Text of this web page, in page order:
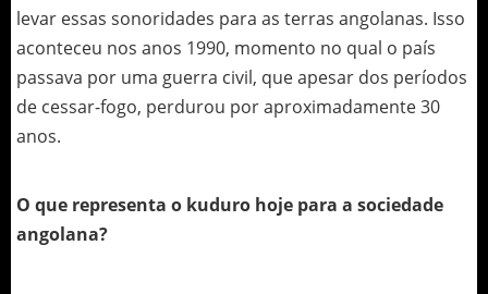
levar essas sonoridades para as terras angolanas. Isso
aconteceu nos anos 1990, momento no qual o país
passava por uma guerra civil, que apesar dos períodos
de cessar-fogo, perdurou por aproximadamente 30
anos.
O que representa o kuduro hoje para a sociedade
angolana?